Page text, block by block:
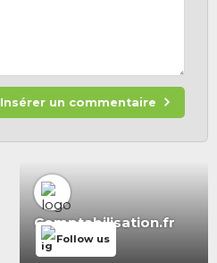
Insérer un commentaire
Comptabilisation.fr
Follow us